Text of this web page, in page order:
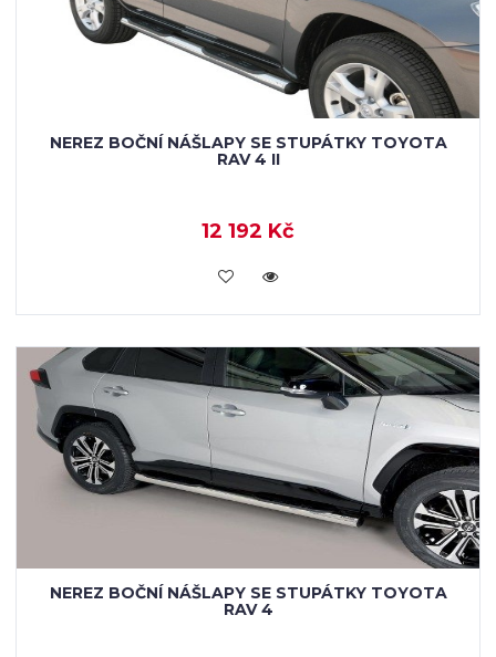
NEREZ BOČNÍ NÁŠLAPY SE STUPÁTKY TOYOTA
RAV 4 II
12 192 Kč
KOUPIT
NEREZ BOČNÍ NÁŠLAPY SE STUPÁTKY TOYOTA
RAV 4